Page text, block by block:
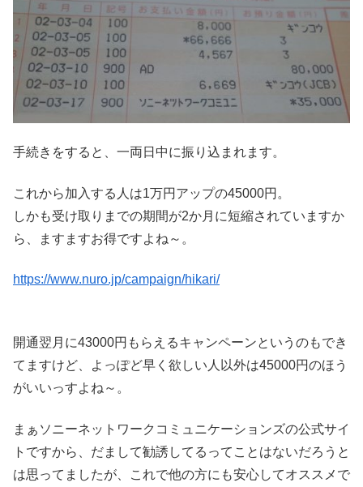
手続きをすると、一両日中に振り込まれます。
これから加入する人は1万円アップの45000円。
しかも受け取りまでの期間が2か月に短縮されていますか
ら、ますますお得ですよね～。
https://www.nuro.jp/campaign/hikari/
開通翌月に43000円もらえるキャンペーンというのもでき
てますけど、よっぽど早く欲しい人以外は45000円のほう
がいいっすよね～。
まぁソニーネットワークコミュニケーションズの公式サイ
トですから、だまして勧誘してるってことはないだろうと
は思ってましたが、これで他の方にも安心してオススメで